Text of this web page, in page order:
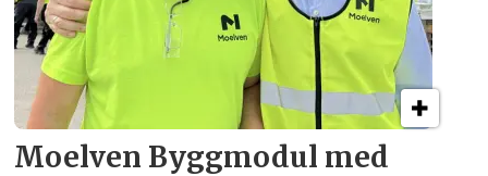
Moelven Byggmodul med